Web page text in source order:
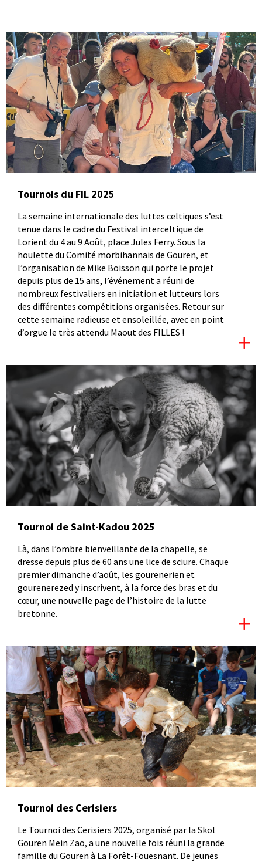
Tournois du FIL 2025
La semaine internationale des luttes celtiques s’est
tenue dans le cadre du Festival interceltique de
Lorient du 4 au 9 Août, place Jules Ferry. Sous la
houlette du Comité morbihannais de Gouren, et
l’organisation de Mike Boisson qui porte le projet
depuis plus de 15 ans, l’événement a réuni de
nombreux festivaliers en initiation et lutteurs lors
des différentes compétitions organisées. Retour sur
cette semaine radieuse et ensoleillée, avec en point
d’orgue le très attendu Maout des FILLES !
Tournoi de Saint-Kadou 2025
Là, dans l’ombre bienveillante de la chapelle, se
dresse depuis plus de 60 ans une lice de sciure. Chaque
premier dimanche d’août, les gourenerien et
gourenerezed y inscrivent, à la force des bras et du
cœur, une nouvelle page de l’histoire de la lutte
bretonne.
Tournoi des Cerisiers
Le Tournoi des Cerisiers 2025, organisé par la Skol
Gouren Mein Zao, a une nouvelle fois réuni la grande
famille du Gouren à La Forêt-Fouesnant. De jeunes